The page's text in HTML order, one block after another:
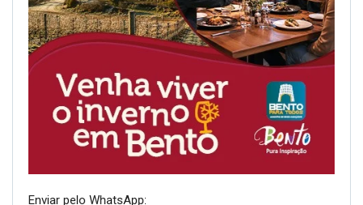
Enviar pelo WhatsApp: